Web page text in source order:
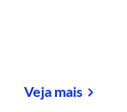
Veja maissobre